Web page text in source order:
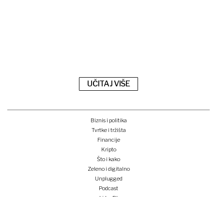
UČITAJ VIŠE
Biznis i politika
Tvrtke i tržišta
Financije
Kripto
Što i kako
Zeleno i digitalno
Unplugged
Podcast